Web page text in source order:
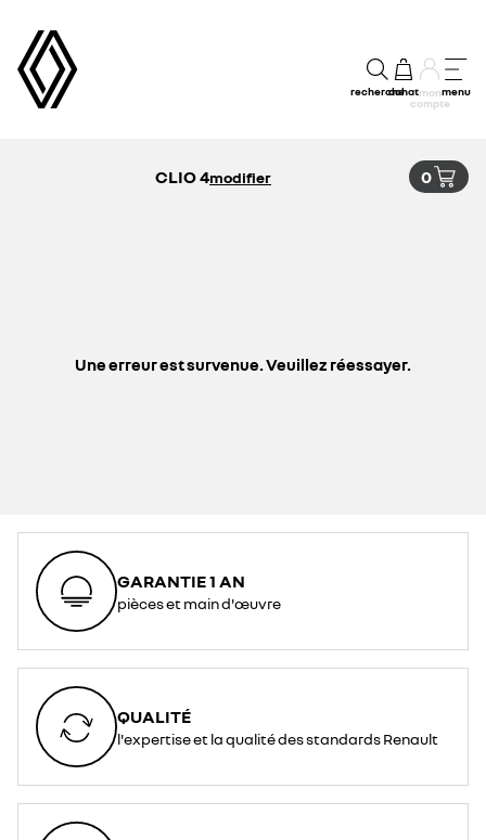
rechercheachatmon
compte
menu
CLIO 4modifier 0
Une erreur est survenue. Veuillez réessayer.
GARANTIE 1 AN
pièces et main d'œuvre
QUALITÉ
l'expertise et la qualité des standards Renault